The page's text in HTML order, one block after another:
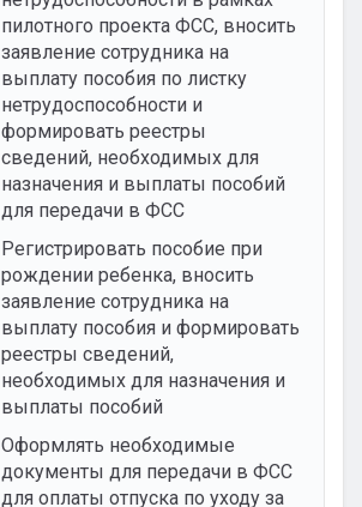
пилотного проекта ФСС, вносить
заявление сотрудника на
выплату пособия по листку
нетрудоспособности и
формировать реестры
сведений, необходимых для
назначения и выплаты пособий
для передачи в ФСС
Регистрировать пособие при
рождении ребенка, вносить
заявление сотрудника на
выплату пособия и формировать
реестры сведений,
необходимых для назначения и
выплаты пособий
Оформлять необходимые
документы для передачи в ФСС
для оплаты отпуска по уходу за